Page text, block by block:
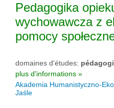
Pedagogika
wychowawcza z
pomocy
domaines d'études:
plus d'informations »
Akademia Humanistyczno-
Jaśle